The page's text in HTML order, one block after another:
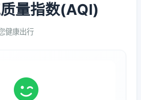
量指数(AQI)
健康出行